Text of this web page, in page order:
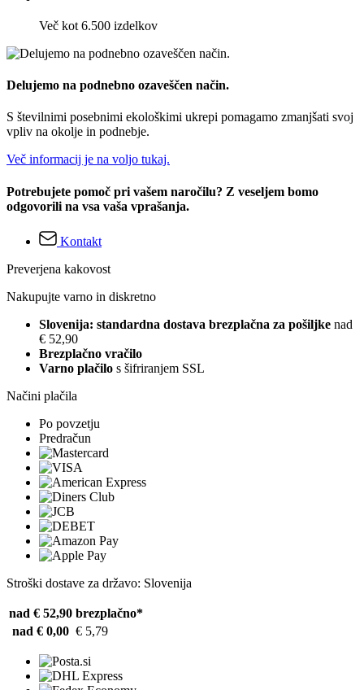
Več kot 6.500 izdelkov
Delujemo na podnebno ozaveščen način.
S številnimi posebnimi ekološkimi ukrepi pomagamo zmanjšati svoj
vpliv na okolje in podnebje.
Več informacij je na voljo tukaj.
Potrebujete pomoč pri vašem naročilu? Z veseljem bomo
odgovorili na vsa vaša vprašanja.
Kontakt
Preverjena kakovost
Nakupujte varno in diskretno
Slovenija: standardna dostava brezplačna za pošiljke nad
€ 52,90
Brezplačno vračilo
Varno plačilo s šifriranjem SSL
Načini plačila
Po povzetju
Predračun
Stroški dostave za državo: Slovenija
nad € 52,90 brezplačno*
nad € 0,00 € 5,79